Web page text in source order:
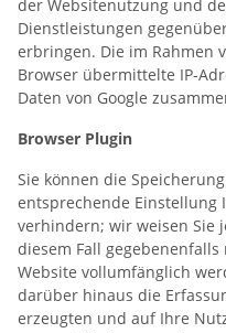
der Websitenutzung und
Dienstleistungen
erbringen. Die im Rahmen
Browser übermittelte IP-
Daten von Google
Browser Plugin
Sie können die
entsprechende Einstellung
verhindern; wir weisen Sie
diesem Fall
Website vollumfänglich
darüber hinaus die
erzeugten und auf Ihre